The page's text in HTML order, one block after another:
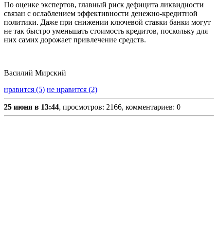
По оценке экспертов, главный риск дефицита ликвидности
связан с ослаблением эффективности денежно-кредитной
политики. Даже при снижении ключевой ставки банки могут
не так быстро уменьшать стоимость кредитов, поскольку для
них самих дорожает привлечение средств.
Василий Мирский
нравится (5) не нравится (2)
25 июня в 13:44, просмотров: 2166, комментариев: 0